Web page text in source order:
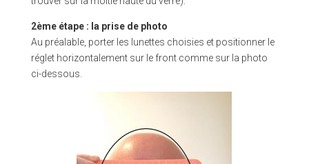
2ème étape : la prise de photo
Au préalable, porter les lunettes choisies et positionner le
réglet horizontalement sur le front comme sur la photo
ci-dessous.